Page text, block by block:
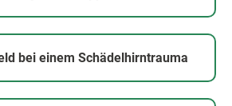
bei einem Schädelhirntrauma